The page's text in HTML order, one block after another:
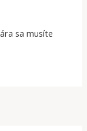
sa musíte